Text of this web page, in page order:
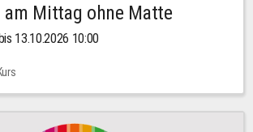
am Mittag ohne Matte
13.10.2026 10:00